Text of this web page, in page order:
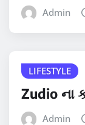
Admin
LIFESTYLE
Zudio ના
Admin